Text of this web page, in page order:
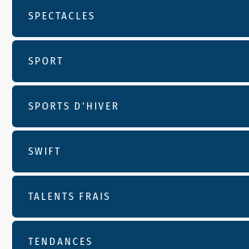
SPECTACLES
SPORT
SPORTS D'HIVER
SWIFT
TALENTS FRAIS
TENDANCES